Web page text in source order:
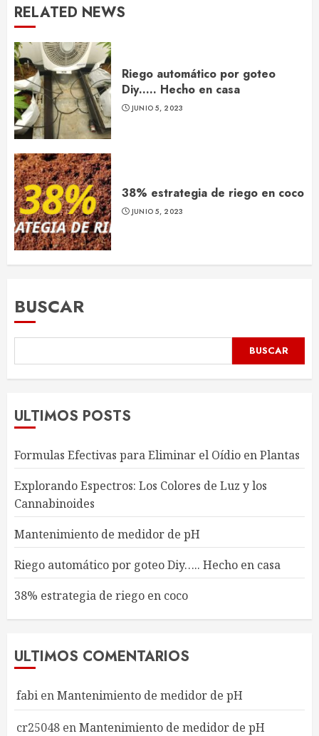
RELATED NEWS
Riego automático por goteo
Diy….. Hecho en casa
JUNIO 5, 2023
38% estrategia de riego en coco
JUNIO 5, 2023
BUSCAR
BUSCAR
ULTIMOS POSTS
Formulas Efectivas para Eliminar el Oídio en Plantas
Explorando Espectros: Los Colores de Luz y los
Cannabinoides
Mantenimiento de medidor de pH
Riego automático por goteo Diy….. Hecho en casa
38% estrategia de riego en coco
ULTIMOS COMENTARIOS
fabi enMantenimiento de medidor de pH
cr25048 enMantenimiento de medidor de pH